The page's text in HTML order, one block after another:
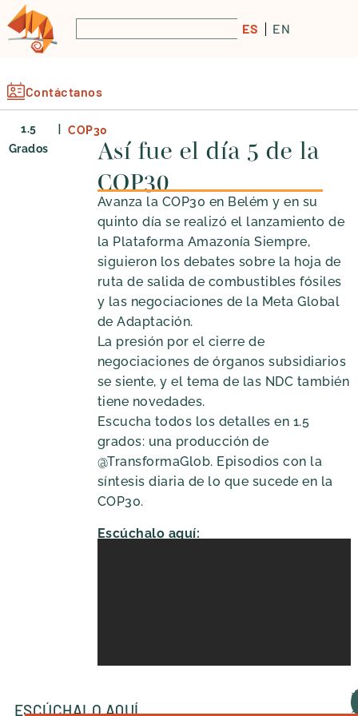
ES EN
Contáctanos
1.5
Grados
| COP30
Así fue el día 5 de la
COP30
Avanza la COP30 en Belém y en su
quinto día se realizó el lanzamiento de
la Plataforma Amazonía Siempre,
siguieron los debates sobre la hoja de
ruta de salida de combustibles fósiles
y las negociaciones de la Meta Global
de Adaptación.
La presión por el cierre de
negociaciones de órganos subsidiarios
se siente, y el tema de las NDC también
tiene novedades.
Escucha todos los detalles en 1.5
grados: una producción de
@TransformaGlob. Episodios con la
síntesis diaria de lo que sucede en la
COP30.
Escúchalo aquí:
ESCÚCHALO AQUÍ